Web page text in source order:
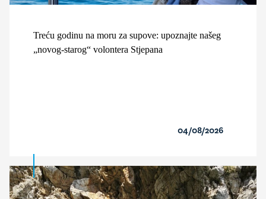
Treću godinu na moru za supove: upoznajte našeg
„novog-starog“ volontera Stjepana
04/08/2026